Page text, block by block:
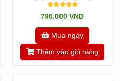
790.000 VND
Mua ngay
Thêm vào giỏ hàng